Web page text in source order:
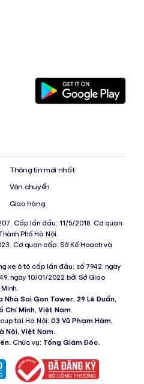
Thông tin mới nhất
Vận chuyển
Giao hàng
Cấp lần đầu: 11/5/2018. Cơ quan
Phố Hà Nội.
Cơ quan cấp: Sở Kế Hoạch và
xe ô tô cấp lần đầu: số 7942, ngày
ngày 10/01/2022 bởi Sở Giao
Nhà Sai Gon Tower, 29 Lê Duẩn,
Chí Minh, Việt Nam.
tại Hà Nội: 03 Vũ Phạm Hàm,
Nội, Việt Nam.
. Chức vụ: Tổng Giám Đốc.